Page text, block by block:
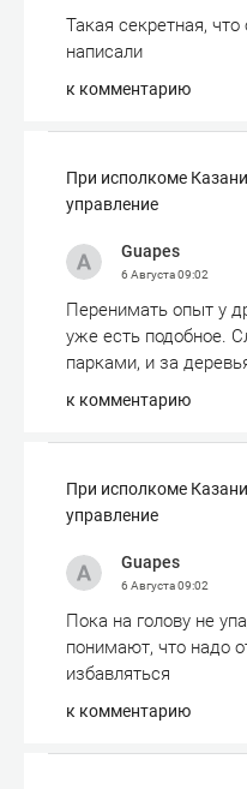
Такая секретная,
написали
к комментарию
При исполкоме
управление
Guapes
6 Августа09:02
Перенимать опыт у
уже есть подобное.
парками, и за
к комментарию
При исполкоме
управление
Guapes
6 Августа09:02
Пока на голову не
понимают, что надо
избавляться
к комментарию